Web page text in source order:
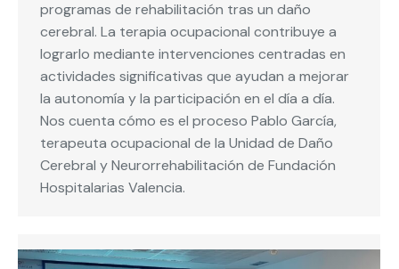
programas de rehabilitación tras un daño
cerebral. La terapia ocupacional contribuye a
lograrlo mediante intervenciones centradas en
actividades significativas que ayudan a mejorar
la autonomía y la participación en el día a día.
Nos cuenta cómo es el proceso Pablo García,
terapeuta ocupacional de la Unidad de Daño
Cerebral y Neurorrehabilitación de Fundación
Hospitalarias Valencia.